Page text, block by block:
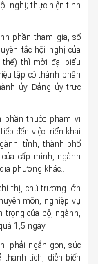
nghị; thực hiện tinh
phần tham gia, số
tắc hội nghị của
thể) thì mời đại biểu
tập có thành phần
ủy, Đảng ủy trực
phần thuộc phạm vi
đến việc triển khai
tỉnh, thành phố
cấp mình, ngành
phương khác…
thị, chủ trương lớn
môn, nghiệp vụ
trọng của bộ, ngành,
1,5 ngày.
phải ngắn gọn, súc
thành tích, diễn biến